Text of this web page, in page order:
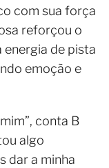
com sua força
reforçou o
energia de pista
emoção e
conta B
algo
dar a minha